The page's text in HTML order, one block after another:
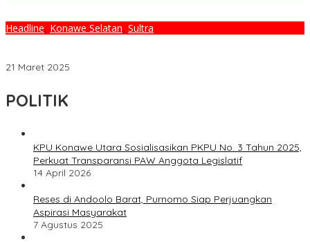
Headline, Konawe Selatan, Sultra
21 Maret 2025
POLITIK
KPU Konawe Utara Sosialisasikan PKPU No. 3 Tahun 2025,
Perkuat Transparansi PAW Anggota Legislatif
14 April 2026
Reses di Andoolo Barat, Purnomo Siap Perjuangkan
Aspirasi Masyarakat
7 Agustus 2025